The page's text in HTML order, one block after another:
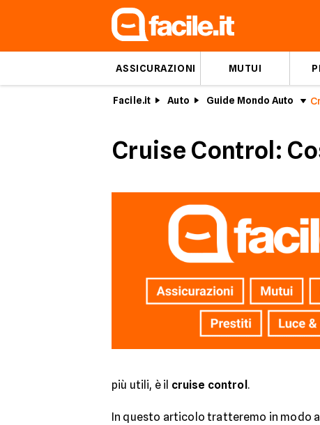
ASSICURAZIONI MUTUI
Facile.it Auto Guide Mondo Auto
Cruise Control:
più utili, è il cruise control .
In questo articolo tratteremo in modo